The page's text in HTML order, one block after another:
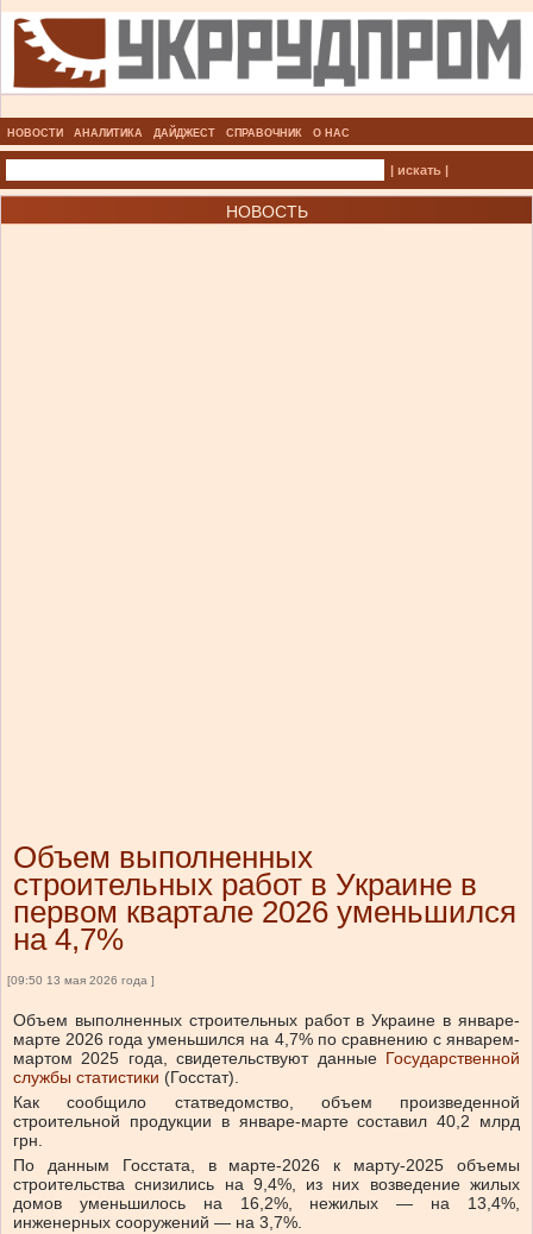
НОВОСТИ АНАЛИТИКА ДАЙДЖЕСТ СПРАВОЧНИК О НАС
| искать |
НОВОСТЬ
Объем выполненных
строительных работ в Украине в
первом квартале 2026 уменьшился
на 4,7%
[09:50 13 мая 2026 года ]
Объем выполненных строительных работ в Украине в январе-
марте 2026 года уменьшился на 4,7% по сравнению с январем-
мартом 2025 года, свидетельствуют данные Государственной
службы статистики (Госстат).
Как сообщило статведомство, объем произведенной
строительной продукции в январе-марте составил 40,2 млрд
грн.
По данным Госстата, в марте-2026 к марту-2025 объемы
строительства снизились на 9,4%, из них возведение жилых
домов уменьшилось на 16,2%, нежилых — на 13,4%,
инженерных сооружений — на 3,7%.